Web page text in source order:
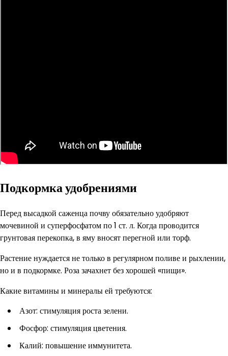
Подкормка удобрениями
Перед высадкой саженца почву обязательно удобряют
мочевиной и суперфосфатом по 1 ст. л. Когда проводится
грунтовая перекопка, в яму вносят перегной или торф.
Растение нуждается не только в регулярном поливе и рыхлении,
но и в подкормке. Роза зачахнет без хорошей «пищи».
Какие витамины и минералы ей требуются:
Азот: стимуляция роста зелени.
Фосфор: стимуляция цветения.
Калий: повышение иммунитета.